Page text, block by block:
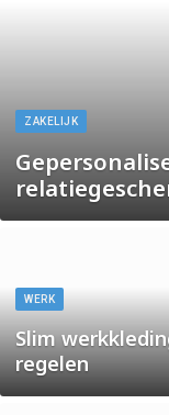
ZAKELIJK
WERK
Slim
regelen